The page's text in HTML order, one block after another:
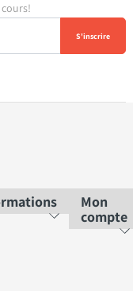
S'inscrire
Mon
compte